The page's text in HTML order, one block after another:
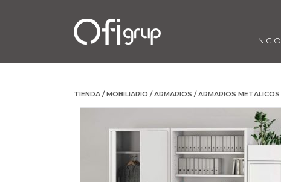
INICIO
TIENDA /MOBILIARIO /ARMARIOS /ARMARIOS METALICOS